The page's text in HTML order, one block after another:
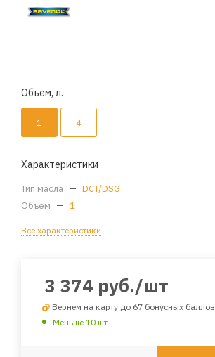
Объем, л.
1 4
Характеристики
Тип масла — DCT/DSG
Объем — 1
Все характеристики
3 374 руб./шт
Вернем на карту до 67 бонусных баллов
Меньше 10 шт